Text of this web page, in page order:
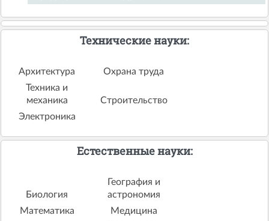
Технические науки:
Архитектура
Охрана труда
Техника и
механика
Строительство
Электроника
Естественные науки:
Биология
География и
астрономия
Математика
Медицина